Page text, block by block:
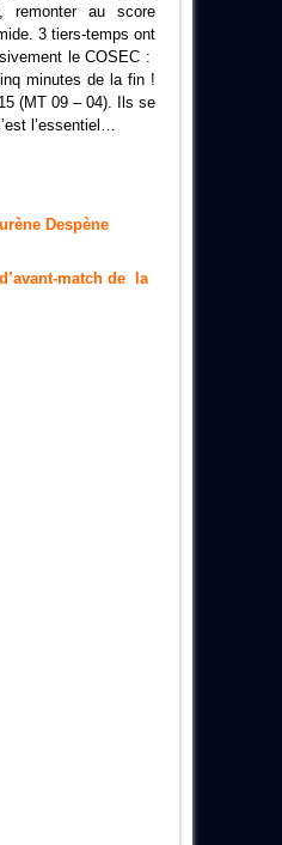
remonter au score
3 tiers-temps ont
le COSEC :
minutes de la fin !
(MT 09 – 04). Ils se
l’essentiel…
Despène
match de la